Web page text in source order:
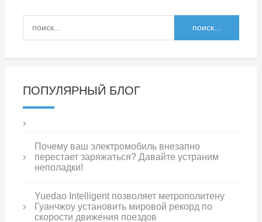
ПОПУЛЯРНЫЙ БЛОГ
Почему ваш электромобиль внезапно
перестает заряжаться? Давайте устраним
неполадки!
Yuedao Intelligent позволяет метрополитену
Гуанчжоу установить мировой рекорд по
скорости движения поездов